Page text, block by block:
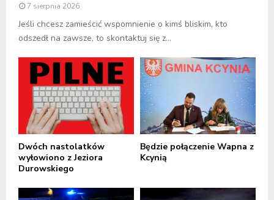
7 sierpnia 2026
Jeśli chcesz zamieścić wspomnienie o kimś bliskim, kto
odszedł na zawsze, to skontaktuj się z...
Dwóch nastolatków
wyłowiono z Jeziora
Durowskiego
Będzie połączenie Wapna z
Kcynią